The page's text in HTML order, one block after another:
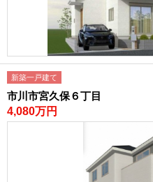
新築一戸建て
市川市宮久保６丁目
4,080万円